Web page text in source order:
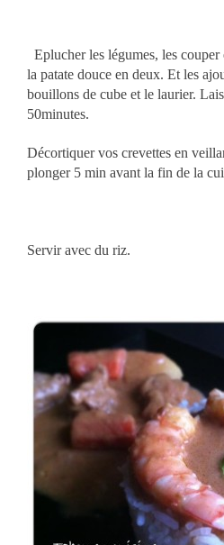
Eplucher les légumes, les
la patate douce en deux. Et les
bouillons de cube et le laurier.
50minutes.
Décortiquer vos crevettes en
plonger 5 min avant la fin de la
Servir avec du riz.